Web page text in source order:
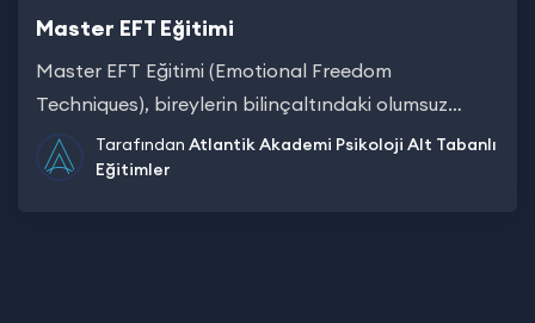
Master EFT Eğitimi
Master EFT Eğitimi (Emotional Freedom
Techniques), bireylerin bilinçaltındaki olumsuz
duygu,…Tarafından Atlantik Akademi Psikoloji Alt Tabanlı
Eğitimler